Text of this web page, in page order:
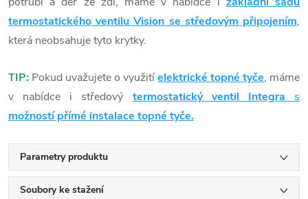
termostatického ventilu Vision se středovým připojením,
která neobsahuje tyto krytky.
TIP: Pokud uvažujete o využitíelektrické topné tyče, máme
v nabídce i středový termostatický ventil Integra s
možností přímé instalace topné tyče.
Parametry produktu
Soubory ke stažení